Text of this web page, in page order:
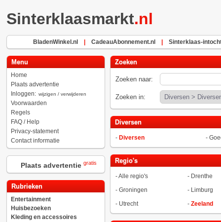
Sinterklaasmarkt.nl
BladenWinkel.nl CadeauAbonnement.nl Sinterklaas-
Menu
Home
Plaats advertentie
Inloggen: wijzigen / verwijderen
Voorwaarden
Regels
FAQ / Help
Privacy-statement
Contact informatie
Plaats advertentie gratis
Rubrieken
Entertainment
Huisbezoeken
Kleding en accessoires
Zoeken
Zoeken naar:
Zoeken in:
Diversen
- Diversen -
Regio's
-Alle regio's - Drenthe
- Groningen - Limburg
- Utrecht - Zeeland